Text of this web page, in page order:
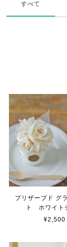
すべて
プリザーブド グ
ト ホワイト
¥2,500